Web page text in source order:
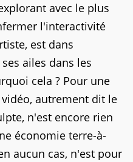
avec le plus
l'interactivité
est dans
ailes dans les
cela ? Pour une
autrement dit le
n'est encore rien
économie terre-à-
aucun cas, n'est pour